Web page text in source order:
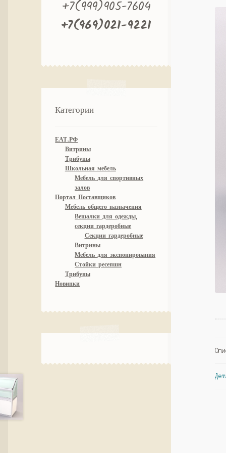
+7(999)905-7604
+7(969)021-9221
Категории
ЕАТ.РФ
Витрины
Трибуны
Школьная мебель
Мебель для спортивных
залов
Портал Поставщиков
Мебель общего назначения
Вешалки для одежды,
секции гардеробные
Секции гардеробные
Витрины
Мебель для экспонирования
Стойки ресепшн
Трибуны
Новинки